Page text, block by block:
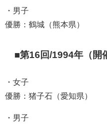
・男子
優勝：鶴城（熊本県）
■第16回/1994年（開
・女子
優勝：猪子石（愛知県）
・男子